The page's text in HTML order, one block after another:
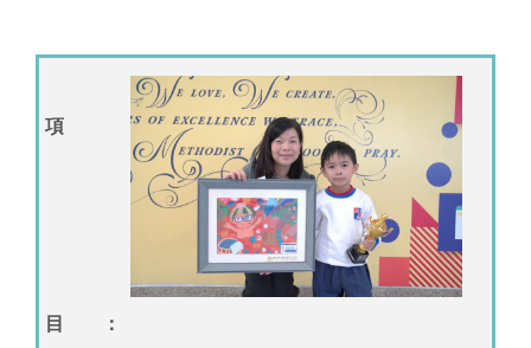
項
目 ：